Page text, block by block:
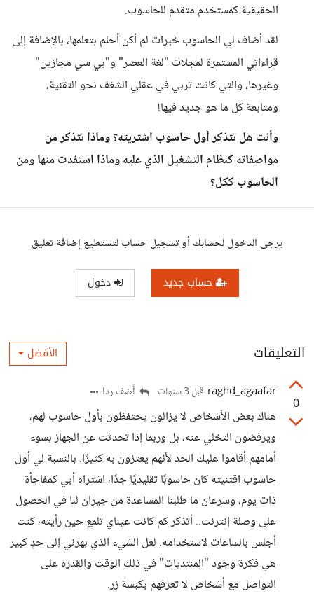
الحقيقية كمستخدم متقدم للحاسوب.
لقد أضاف لي الحاسوب خبرات لم أكن أحلم بتعلمها، بالإضافة إلى
قراءاتي المستمرة لمجلات "لغة العصر" و"بي سي مجازين"
وغيرها، والتي كانت تربي في عقلي الشغف نحو التقنية،
ومتابعة كل ما هو جديد فيها!
وأنت هل تتذكر أول حاسوب اشتريته؟ وماذا تتذكر من
مواصفاته كنظام التشغيل الذي عليه وماذا استفدت منها ومن
الحاسوب ككل؟
يرجى الدخول لحسابك أو تسجيل حساب لتستطيع إضافة تعليق
حساب جديد دخول
التعليقات الأفضل
0
raghd_agaafar قبل 3 سنوات أضف ردا
هناك بعض الأشخاص لا يزالون يحتفظون بأول حاسوب لهم،
ويرفضون التخلي عنه، بل وربما إذا تحدثت عن الجهاز بسوء
أمامهم أقاموا عليك الحد لأنهم يعتزون به كثيرًا. بالنسبة لي أول
حاسوب اقتنيته كان حاسوبًا تقليديًا جدًا، اشتراه أبي كمفاجأة
ذات يوم، وسرعان ما طلبنا المساعدة من جيران لنا في الحصول
على وصلة إنترنت.. أتذكر كم كانت عيناي تلمع حين رأيته، كنت
أجلس بالساعات لاستخدامه. لعل الشيء الذي بهرني إلى حدٍ كبير
هي فكرة وجود "المنتديات" في ذلك الوقت والقدرة على
التواصل مع أشخاص لا تعرفهم بكبسة زر.